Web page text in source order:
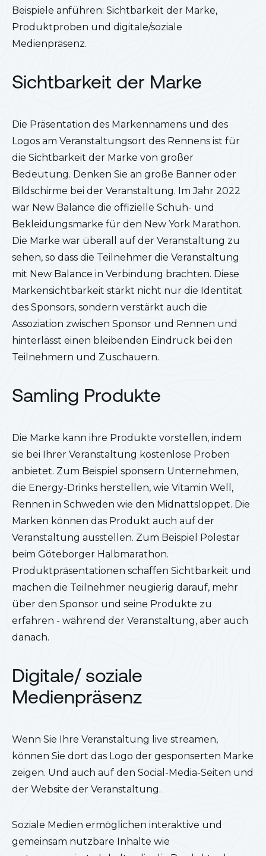
Beispiele anführen: Sichtbarkeit der Marke,
Produktproben und digitale/soziale
Medienpräsenz.
Sichtbarkeit der Marke
Die Präsentation des Markennamens und des
Logos am Veranstaltungsort des Rennens ist für
die Sichtbarkeit der Marke von großer
Bedeutung. Denken Sie an große Banner oder
Bildschirme bei der Veranstaltung. Im Jahr 2022
war New Balance die offizielle Schuh- und
Bekleidungsmarke für den New York Marathon.
Die Marke war überall auf der Veranstaltung zu
sehen, so dass die Teilnehmer die Veranstaltung
mit New Balance in Verbindung brachten. Diese
Markensichtbarkeit stärkt nicht nur die Identität
des Sponsors, sondern verstärkt auch die
Assoziation zwischen Sponsor und Rennen und
hinterlässt einen bleibenden Eindruck bei den
Teilnehmern und Zuschauern.
Samling Produkte
Die Marke kann ihre Produkte vorstellen, indem
sie bei Ihrer Veranstaltung kostenlose Proben
anbietet. Zum Beispiel sponsern Unternehmen,
die Energy-Drinks herstellen, wie Vitamin Well,
Rennen in Schweden wie den Midnattsloppet. Die
Marken können das Produkt auch auf der
Veranstaltung ausstellen. Zum Beispiel Polestar
beim Göteborger Halbmarathon.
Produktpräsentationen schaffen Sichtbarkeit und
machen die Teilnehmer neugierig darauf, mehr
über den Sponsor und seine Produkte zu
erfahren - während der Veranstaltung, aber auch
danach.
Digitale/ soziale
Medienpräsenz
Wenn Sie Ihre Veranstaltung live streamen,
können Sie dort das Logo der gesponserten Marke
zeigen. Und auch auf den Social-Media-Seiten und
der Website der Veranstaltung.
Soziale Medien ermöglichen interaktive und
gemeinsam nutzbare Inhalte wie